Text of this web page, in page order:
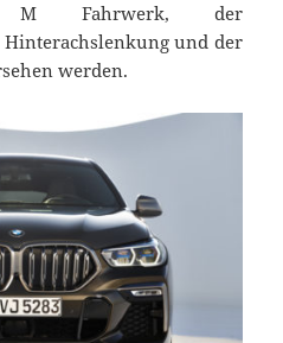
M Fahrwerk, der
und der
werden.